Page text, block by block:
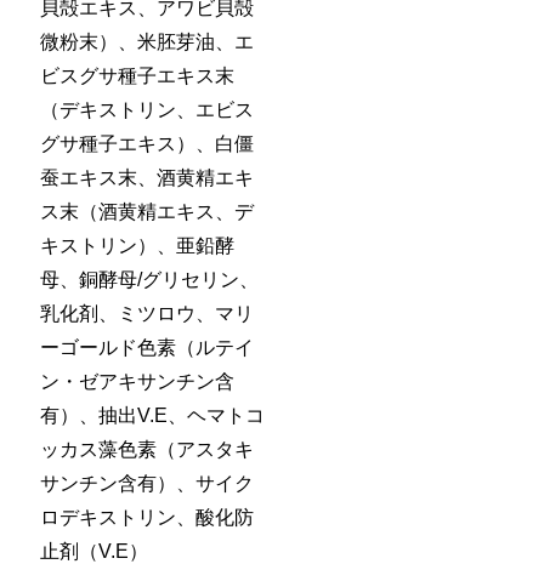
貝殻エキス、アワビ貝殻
微粉末）、米胚芽油、エ
ビスグサ種子エキス末
（デキストリン、エビス
グサ種子エキス）、白僵
蚕エキス末、酒黄精エキ
ス末（酒黄精エキス、デ
キストリン）、亜鉛酵
母、銅酵母/グリセリン、
乳化剤、ミツロウ、マリ
ーゴールド色素（ルテイ
ン・ゼアキサンチン含
有）、抽出V.E、ヘマトコ
ッカス藻色素（アスタキ
サンチン含有）、サイク
ロデキストリン、酸化防
止剤（V.E）